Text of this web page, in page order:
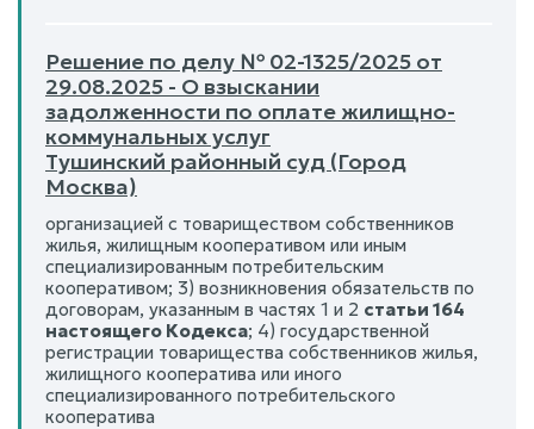
Решение по делу № 02-1325/2025 от
29.08.2025 - О взыскании
задолженности по оплате жилищно-
коммунальных услуг
Тушинский районный суд (Город
Москва)
организацией с товариществом собственников
жилья, жилищным кооперативом или иным
специализированным потребительским
кооперативом; 3) возникновения обязательств по
договорам, указанным в частях 1 и 2 статьи 164
настоящего Кодекса; 4) государственной
регистрации товарищества собственников жилья,
жилищного кооператива или иного
специализированного потребительского
кооператива